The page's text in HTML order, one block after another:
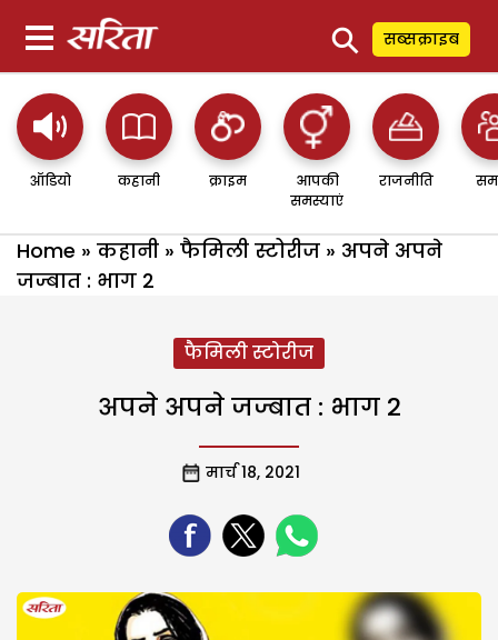
⚲ सब्सक्राइब
ऑडियो कहानी क्राइम
आपकी
समस्याएं
राजनीति
Home » कहानी » फैमिली स्टोरीज » अपने अपने
जज्बात : भाग 2
फैमिली स्टोरीज
अपने अपने जज्बात : भाग 2
मार्च 18, 2021